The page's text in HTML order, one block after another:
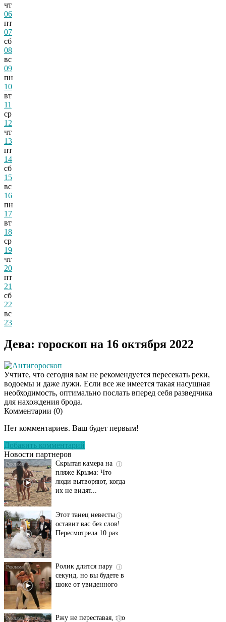
чт
06
пт
07
сб
08
вс
09
пн
10
вт
11
ср
12
чт
13
пт
14
сб
15
вс
16
пн
17
вт
18
ср
19
чт
20
пт
21
сб
22
вс
23
Дева: гороскоп на 16 октября 2022
Антигороскоп
Учтите, что сегодня вам не рекомендуется пересекать реки,
водоемы и даже лужи. Если все же имеется такая насущная
необходимость, оптимально послать вперед себя разведчика
для нахождения брода.
Комментарии (0)
Нет комментариев. Ваш будет первым!
Добавить комментарий
Новости партнеров
Ролик длится
смеяться вы будете
i
Скрытая камера на
пляже Крыма: Что
люди вытворяют, когда
их не видят...
i
Этот танец невесты
оставит вас без слов!
Пересмотрела 10 раз
i
Ролик длится пару
секунд, но вы будете в
шоке от увиденного
i
Ржу не переставая, это